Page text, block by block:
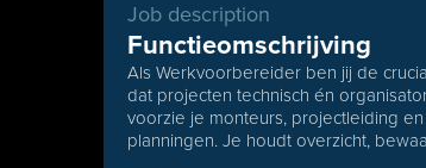
Job description
Functieomschrijving
Als Werkvoorbereider ben jij de
dat projecten technisch én
voorzie je monteurs, projectleiding
planningen. Je houdt overzicht,